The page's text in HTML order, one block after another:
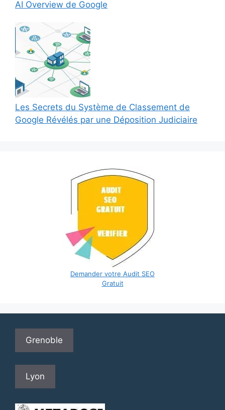
AI Overview de Google
Les Secrets du Système de Classement de
Google Révélés par une Déposition Judiciaire
Demander votre Audit SEO
Gratuit
Grenoble
Lyon